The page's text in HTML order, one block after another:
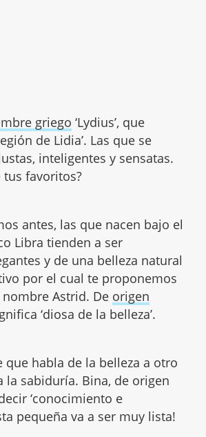
griego ‘Lydius’, que
de Lidia’. Las que se
inteligentes y sensatas.
tus favoritos?
antes, las que nacen bajo el
Libra tienden a ser
y de una belleza natural
por el cual te proponemos
Astrid. De origen
‘diosa de la belleza’.
que habla de la belleza a otro
la sabiduría. Bina, de origen
‘conocimiento e
pequeña va a ser muy lista!